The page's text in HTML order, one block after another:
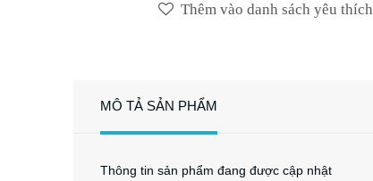
Thêm vào danh sách yêu thích
MÔ TẢ SẢN PHẨM
Thông tin sản phẩm đang được cập nhật